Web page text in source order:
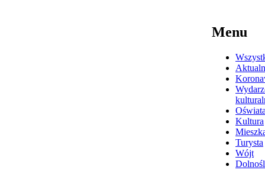
Menu
Kultura
Turysta
Wójt